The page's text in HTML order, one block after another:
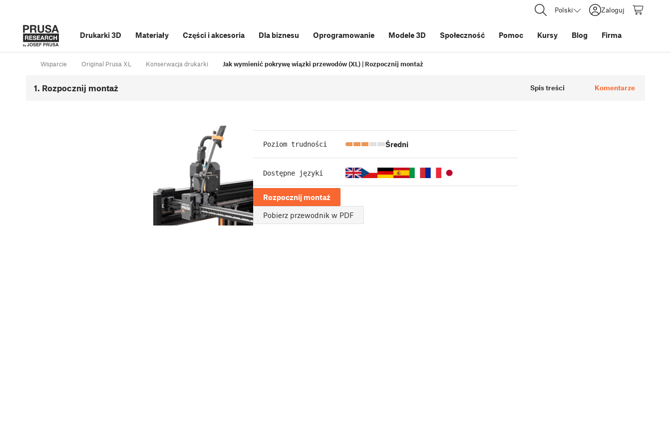
Polski Zaloguj
Drukarki 3D Materiały Części i akcesoria Dla biznesu Oprogramowanie Modele 3D Społeczność Pomoc Kursy Blog Firma
Wsparcie Original Prusa XL Konserwacja drukarki Jak wymienić pokrywę wiązki przewodów (XL) | Rozpocznij montaż
1. Rozpocznij montaż Spis treści Komentarze
Poziom trudności Średni
Dostępne języki
Rozpocznij montaż
Pobierz przewodnik w PDF